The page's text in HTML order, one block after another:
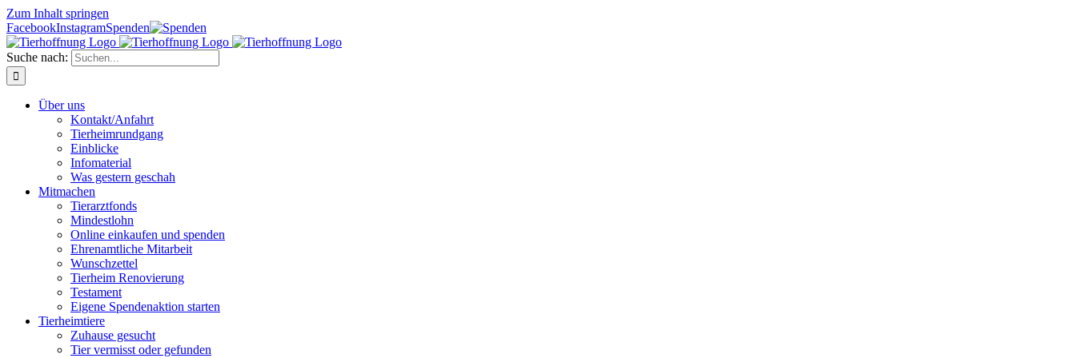
Zum Inhalt springen
FacebookInstagramSpenden
Suche nach:
Über uns
Kontakt/Anfahrt
Tierheimrundgang
Einblicke
Infomaterial
Was gestern geschah
Mitmachen
Tierarztfonds
Mindestlohn
Online einkaufen und spenden
Ehrenamtliche Mitarbeit
Wunschzettel
Tierheim Renovierung
Testament
Eigene Spendenaktion starten
Tierheimtiere
Zuhause gesucht
Tier vermisst oder gefunden